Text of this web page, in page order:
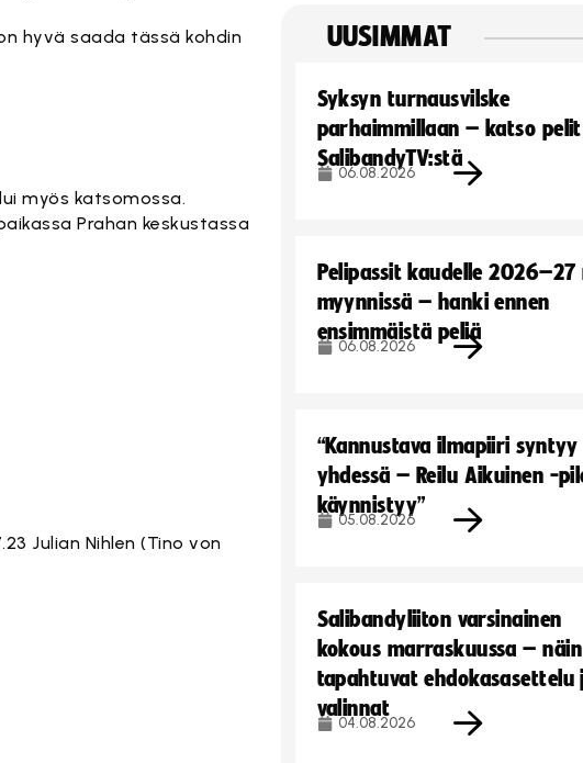
hyvä saada tässä kohdin
myös katsomossa.
Prahan keskustassa
Julian Nihlen (Tino von
UUSIMMAT
Syksyn turnausvilske
parhaimmillaan – katso pelit
SalibandyTV:stä
06.08.2026
Pelipassit kaudelle
myynnissä – hanki ennen
ensimmäistä peliä
06.08.2026
“Kannustava ilmapiiri syntyy
yhdessä – Reilu Aikuinen -
käynnistyy”
05.08.2026
Salibandyliiton varsinainen
kokous marraskuussa – näin
tapahtuvat ehdokasasettelu
valinnat
04.08.2026